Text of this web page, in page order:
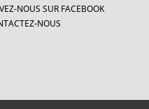
NOUS SUR FACEBOOK
NOUS